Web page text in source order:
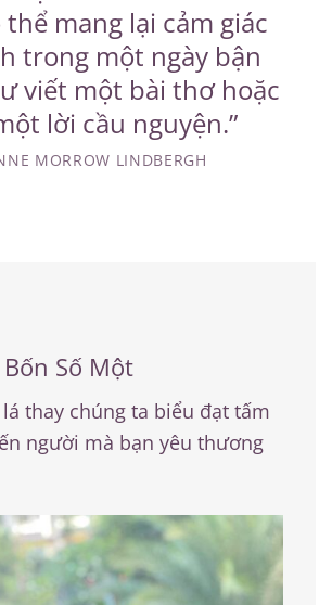
thể mang lại cảm giác
trong một ngày bận
viết một bài thơ hoặc
lời cầu nguyện.”
MORROW LINDBERGH
Số Một
thay chúng ta biểu đạt tấm
người mà bạn yêu thương